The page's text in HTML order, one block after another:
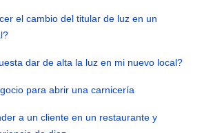
el cambio del titular de luz en un
dar de alta la luz en mi nuevo local?
para abrir una carnicería
a un cliente en un restaurante y